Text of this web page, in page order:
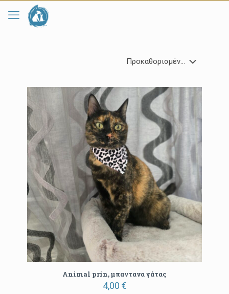
Animal prin, μπαντανα γάτας
4,00 €